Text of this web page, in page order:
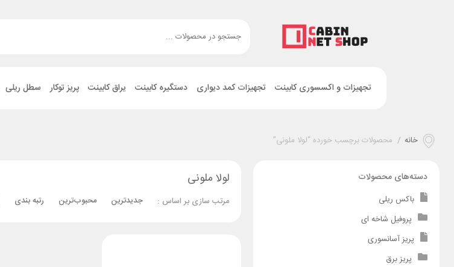
تجهیزات و اکسسوری کابینت تجهیزات کمد دیواری دستگیره کابینت یراق کابینت پریز توکار سطل ریلی
خانه / محصولات برچسب خورده “لولا ملونی”
لولا ملونی
مرتب سازی بر اساس : جدیدترین محبوب‌ترین رتبه بندی
دسته‌های محصولات
باکس ریلی
پروفیل شاخه ای
پریز آسانسوری
پریز برق